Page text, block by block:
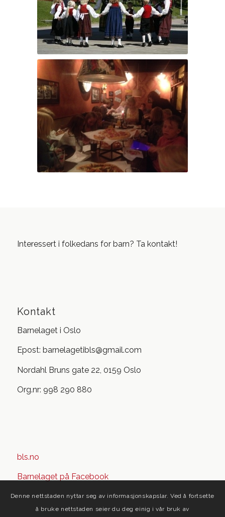
Interessert i folkedans for barn? Ta kontakt!
Kontakt
Barnelaget i Oslo
Epost: barnelagetibls@gmail.com
Nordahl Bruns gate 22, 0159 Oslo
Org.nr: 998 290 880
bls.no
Barnelaget på Facebook
Denne nettstaden nyttar seg av informasjonskapslar. Ved å fortsette
å bruke nettstaden seier du deg einig i vår bruk av